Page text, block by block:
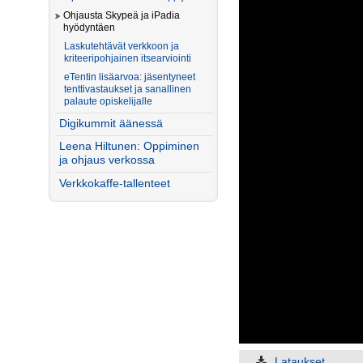
Ohjausta Skypeä ja iPadia
hyödyntäen
Laskutehtävät verkkoon ja
kriteeripohjainen itsearviointi
eTentin lisäarvoa: jäsentyneet
tenttivastaukset ja sanallinen
palaute opiskelijalle
Digikummit äänessä
Leena Hiltunen: Oppiminen
ja ohjaus verkossa
Verkkokaffe-tallenteet